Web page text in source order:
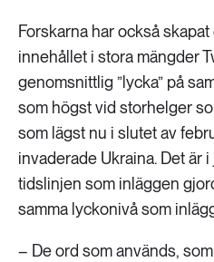
Forskarna har också
innehållet i stora mängder
genomsnittlig ”lycka” på
som högst vid storhelger
som lägst nu i slutet av
invaderade Ukraina. Det är
tidslinjen som inläggen
samma lyckonivå som
– De ord som används, som